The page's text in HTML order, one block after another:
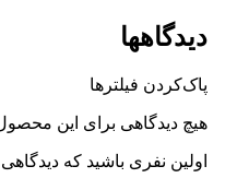
دیدگاهها
پاک‌کردن فیلترها
هیچ دیدگاهی برای این
اولین نفری باشید که